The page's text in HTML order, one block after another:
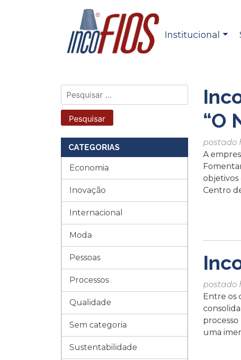
Institucional
Pesquisar
por:
CATEGORIAS
Economia
Inovação
Internacional
Moda
Pessoas
Processos
Qualidade
Sem categoria
Sustentabilidade
“O
postado
A
objetivos
Centro
postado
Entre os
uma